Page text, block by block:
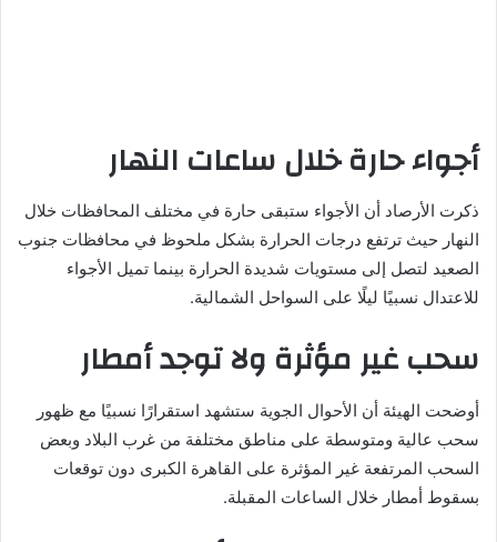
أجواء حارة خلال ساعات النهار
ذكرت الأرصاد أن الأجواء ستبقى حارة في مختلف المحافظات خلال
النهار حيث ترتفع درجات الحرارة بشكل ملحوظ في محافظات جنوب
الصعيد لتصل إلى مستويات شديدة الحرارة بينما تميل الأجواء
للاعتدال نسبيًا ليلًا على السواحل الشمالية.
سحب غير مؤثرة ولا توجد أمطار
أوضحت الهيئة أن الأحوال الجوية ستشهد استقرارًا نسبيًا مع ظهور
سحب عالية ومتوسطة على مناطق مختلفة من غرب البلاد وبعض
السحب المرتفعة غير المؤثرة على القاهرة الكبرى دون توقعات
بسقوط أمطار خلال الساعات المقبلة.